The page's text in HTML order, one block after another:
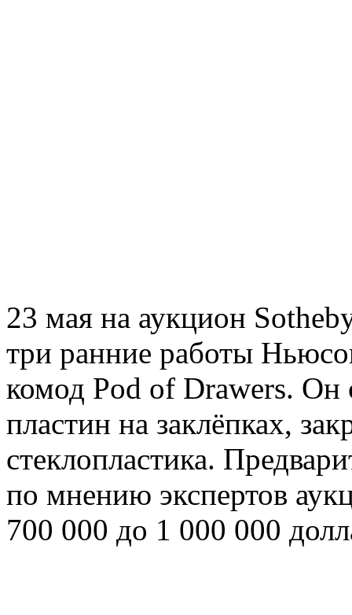
23 мая на аукцион
три ранние работы
комод Pod of Drawers. Он
пластин на заклёпках,
стеклопластика.
по мнению экспертов
700 000 до 1 000 000